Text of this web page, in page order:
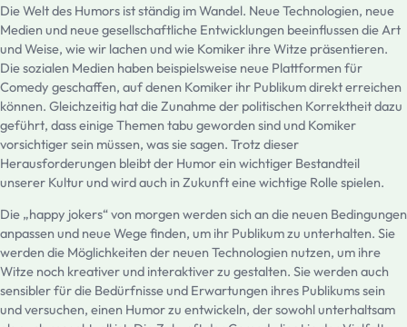
Die Welt des Humors ist ständig im Wandel. Neue Technologien, neue
Medien und neue gesellschaftliche Entwicklungen beeinflussen die Art
und Weise, wie wir lachen und wie Komiker ihre Witze präsentieren.
Die sozialen Medien haben beispielsweise neue Plattformen für
Comedy geschaffen, auf denen Komiker ihr Publikum direkt erreichen
können. Gleichzeitig hat die Zunahme der politischen Korrektheit dazu
geführt, dass einige Themen tabu geworden sind und Komiker
vorsichtiger sein müssen, was sie sagen. Trotz dieser
Herausforderungen bleibt der Humor ein wichtiger Bestandteil
unserer Kultur und wird auch in Zukunft eine wichtige Rolle spielen.
Die „happy jokers“ von morgen werden sich an die neuen Bedingungen
anpassen und neue Wege finden, um ihr Publikum zu unterhalten. Sie
werden die Möglichkeiten der neuen Technologien nutzen, um ihre
Witze noch kreativer und interaktiver zu gestalten. Sie werden auch
sensibler für die Bedürfnisse und Erwartungen ihres Publikums sein
und versuchen, einen Humor zu entwickeln, der sowohl unterhaltsam